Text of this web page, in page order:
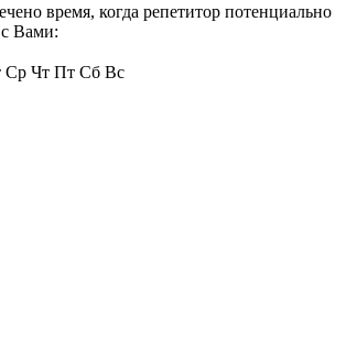
время, когда репетитор потенциально
Вами:
Ср Чт Пт Сб Вс